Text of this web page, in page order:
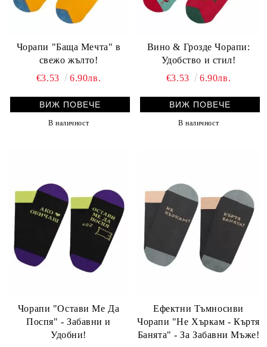
Чорапи "Баща Мечта" в
свежо жълто!
€3.53
6.90лв.
ВИЖ ПОВЕЧЕ
В наличност
Вино & Грозде Чорапи:
Удобство и стил!
€3.53
6.90лв.
ВИЖ ПОВЕЧЕ
В наличност
Чорапи "Остави Ме Да
Поспя" - Забавни и
Удобни!
Ефектни Тъмносиви
Чорапи "Не Хъркам - Къртя
Банята" - За Забавни Мъже!